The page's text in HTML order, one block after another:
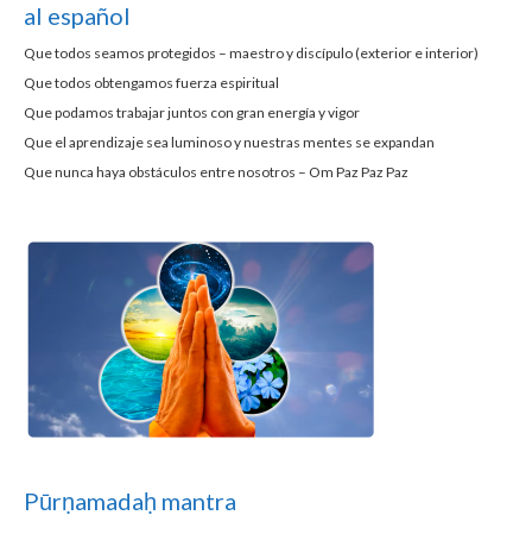
al español
Que todos seamos protegidos – maestro y discípulo (exterior e interior)
Que todos obtengamos fuerza espiritual
Que podamos trabajar juntos con gran energía y vigor
Que el aprendizaje sea luminoso y nuestras mentes se expandan
Que nunca haya obstáculos entre nosotros – Om Paz Paz Paz
Pūrṇamadaḥ mantra